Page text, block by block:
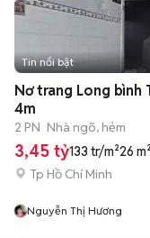
Tin nổi bật
Nơ trang Long bình
4m
2 PN Nhà ngõ, hẻm
3,45 tỷ133 tr/m²26
Tp Hồ Chí Minh
Nguyễn Thị Hương